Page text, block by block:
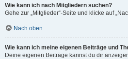
Wie kann ich nach Mitgliedern suchen?
Gehe zur „Mitglieder“-Seite und klicke auf
Nach oben
Wie kann ich meine eigenen Beiträge und
Deine eigenen Beiträge kannst du dir